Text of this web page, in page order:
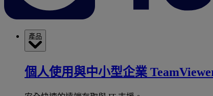
產品
個人使用與中小型企業